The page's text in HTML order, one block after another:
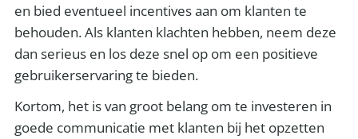
en bied eventueel incentives aan om klanten te
behouden. Als klanten klachten hebben, neem deze
dan serieus en los deze snel op om een positieve
gebruikerservaring te bieden.
Kortom, het is van groot belang om te investeren in
goede communicatie met klanten bij het opzetten